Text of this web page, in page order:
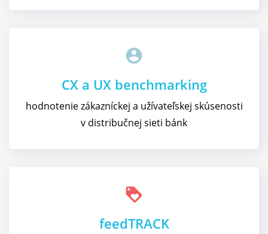
account_circle
CX a UX benchmarking
hodnotenie zákazníckej a užívateľskej skúsenosti
v distribučnej sieti bánk
loyalty
feedTRACK